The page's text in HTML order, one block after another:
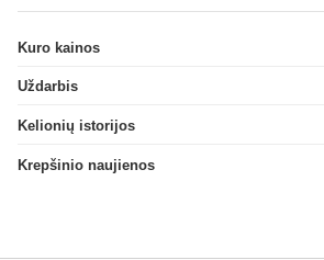
Kuro kainos
Uždarbis
Kelionių istorijos
Krepšinio naujienos